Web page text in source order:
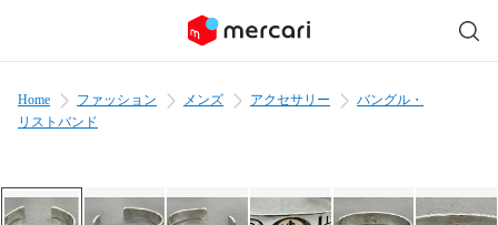
Home ファッション メンズ アクセサリー
バングル・
リストバンド